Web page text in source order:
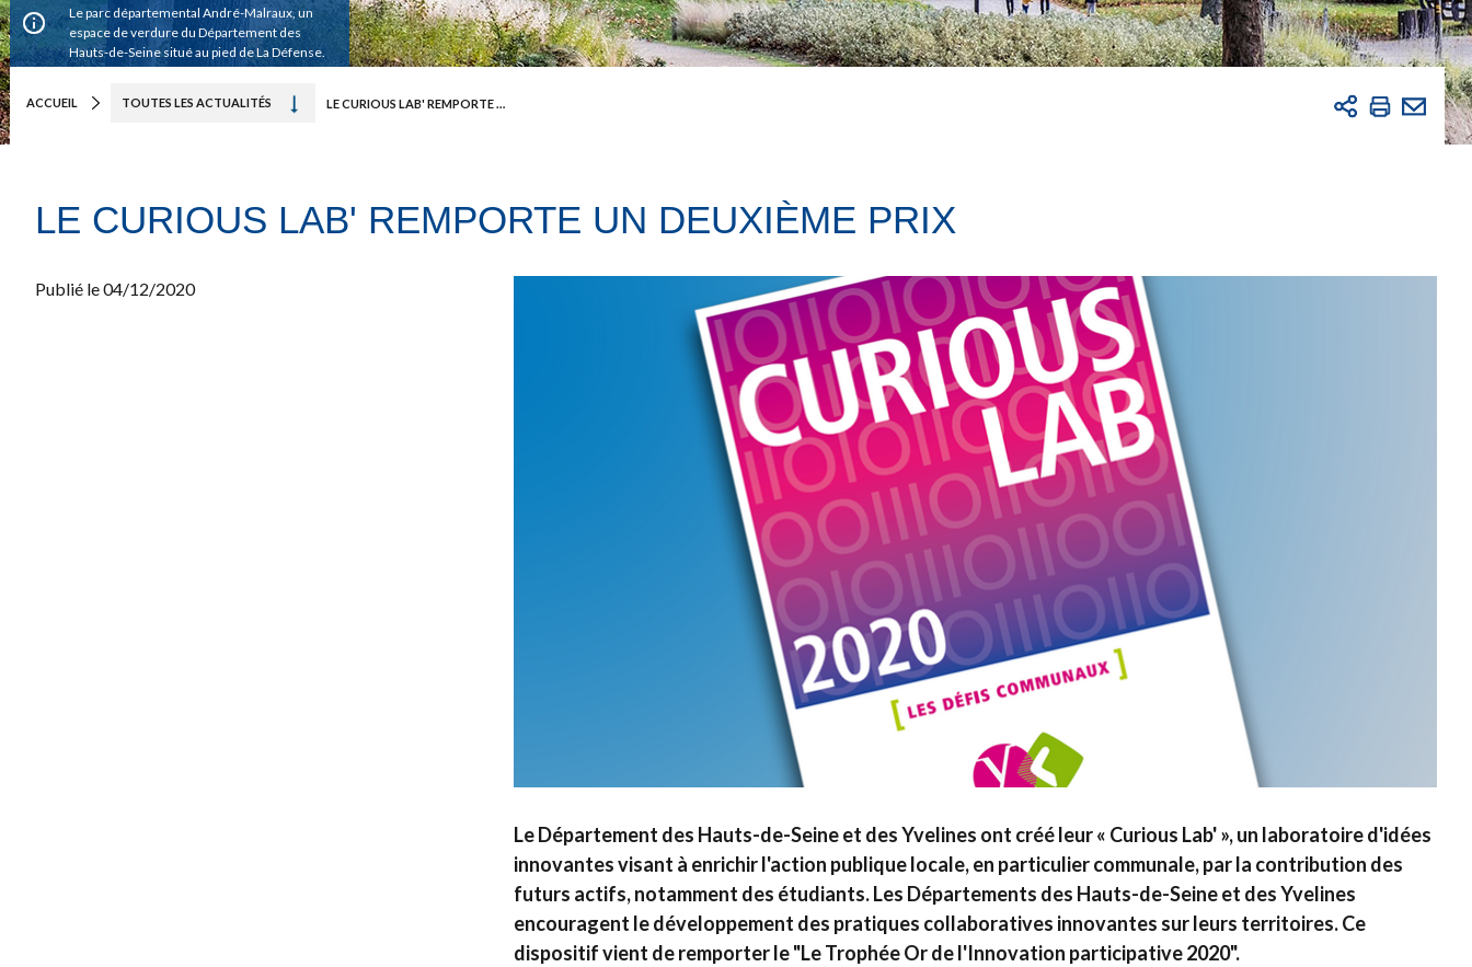
Le parc départemental André-Malraux, un
espace de verdure du Département des
Hauts-de-Seine situé au pied de La Défense.
ACCUEIL TOUTES LES ACTUALITÉS LE CURIOUS LAB' REMPORTE UN DEUXIÈME PRIX
LE CURIOUS LAB' REMPORTE UN DEUXIÈME PRIX
Publié le04/12/2020
Le Département des Hauts-de-Seine et des Yvelines ont créé leur « Curious Lab' », un laboratoire d'idées
innovantes visant à enrichir l'action publique locale, en particulier communale, par la contribution des
futurs actifs, notamment des étudiants. Les Départements des Hauts-de-Seine et des Yvelines
encouragent le développement des pratiques collaboratives innovantes sur leurs territoires. Ce
dispositif vient de remporter le "Le Trophée Or de l'Innovation participative 2020".